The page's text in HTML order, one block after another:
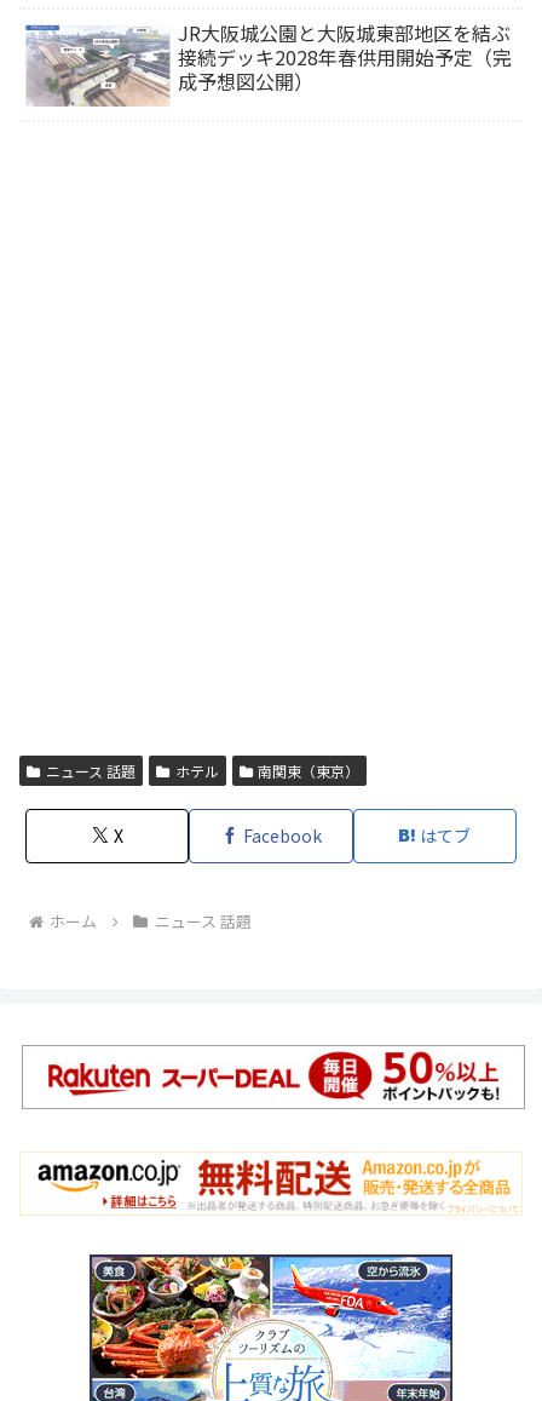
JR大阪城公園と大阪城東部地区を結ぶ
接続デッキ2028年春供用開始予定（完
成予想図公開）
ニュース 話題 ホテル 南関東（東京）
X Facebook はてブ
ホーム ニュース 話題